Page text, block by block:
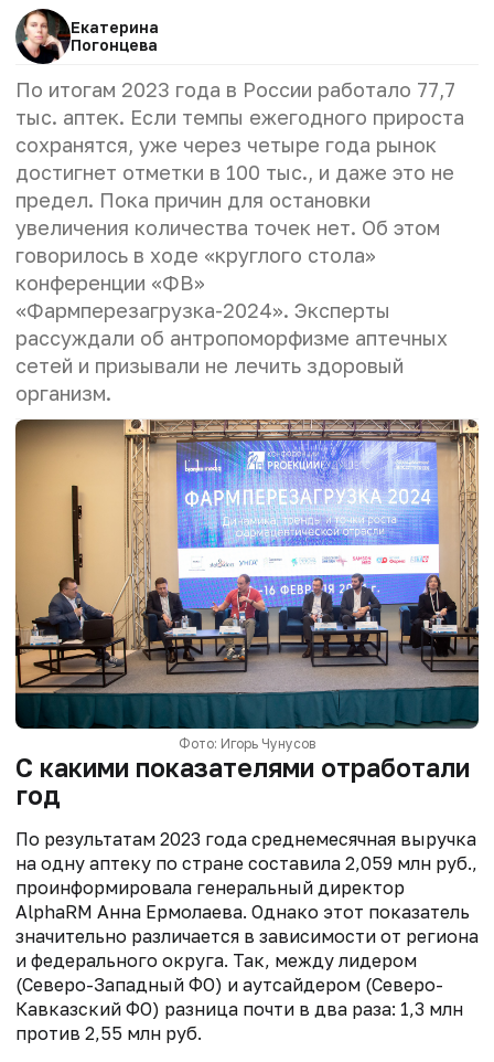
Екатерина
Погонцева
По итогам 2023 года в России работало 77,7
тыс. аптек. Если темпы ежегодного прироста
сохранятся, уже через четыре года рынок
достигнет отметки в 100 тыс., и даже это не
предел. Пока причин для остановки
увеличения количества точек нет. Об этом
говорилось в ходе «круглого стола»
конференции «ФВ»
«Фармперезагрузка-2024». Эксперты
рассуждали об антропоморфизме аптечных
сетей и призывали не лечить здоровый
организм.
Фото: Игорь Чунусов
С какими показателями отработали
год
По результатам 2023 года среднемесячная выручка
на одну аптеку по стране составила 2,059 млн руб.,
проинформировала генеральный директор
AlphaRM Анна Ермолаева. Однако этот показатель
значительно различается в зависимости от региона
и федерального округа. Так, между лидером
(Северо-Западный ФО) и аутсайдером (Северо-
Кавказский ФО) разница почти в два раза: 1,3 млн
против 2,55 млн руб.